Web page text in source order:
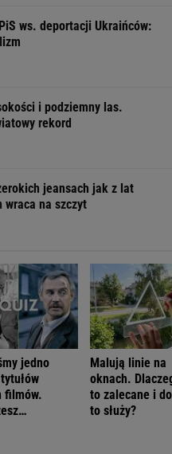
ws. deportacji Ukraińców:
i podziemny las.
rekord
jeansach jak z lat
wraca na szczyt
jedno
filmów.
Malują linie na
oknach.
to zalecane i
to służy?